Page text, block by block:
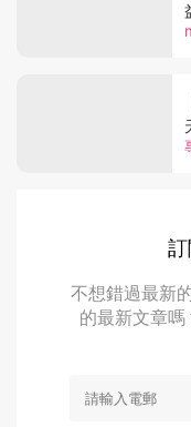
不想錯過最新
的最新文章嗎